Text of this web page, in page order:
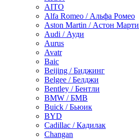
AITO
Alfa Romeo / Альфа Ромео
Aston Martin / Астон
Audi / Ауди
Aurus
Avatr
Baic
Beijing / Биджинг
Belgee / Белджи
Bentley / Бентли
BMW / БМВ
Buick / Бьюик
BYD
Cadillac / Кадилак
Changan